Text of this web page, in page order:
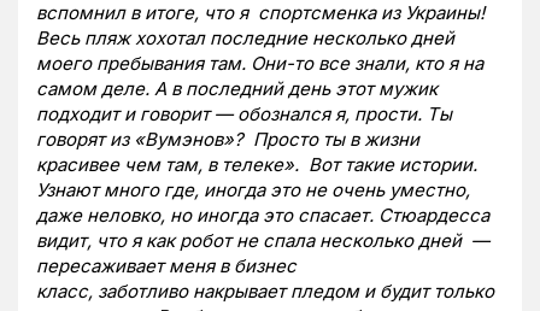
вспомнил в итоге, что я спортсменка из Украины!
Весь пляж хохотал последние несколько дней
моего пребывания там. Они-то все знали, кто я на
самом деле. А в последний день этот мужик
подходит и говорит — обознался я, прости. Ты
говорят из «Вумэнов»? Просто ты в жизни
красивее чем там, в телеке». Вот такие истории.
Узнают много где, иногда это не очень уместно,
даже неловко, но иногда это спасает. Стюардесса
видит, что я как робот не спала несколько дней —
пересаживает меня в бизнес
класс, заботливо накрывает пледом и будит только